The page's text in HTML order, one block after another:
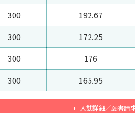
300 192.67
300 172.25
300 176
300 165.95
入試詳細／願書請